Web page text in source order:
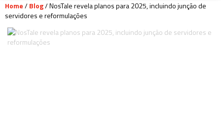
Home/Blog/ NosTale revela planos para 2025, incluindo junção de
servidores e reformulações